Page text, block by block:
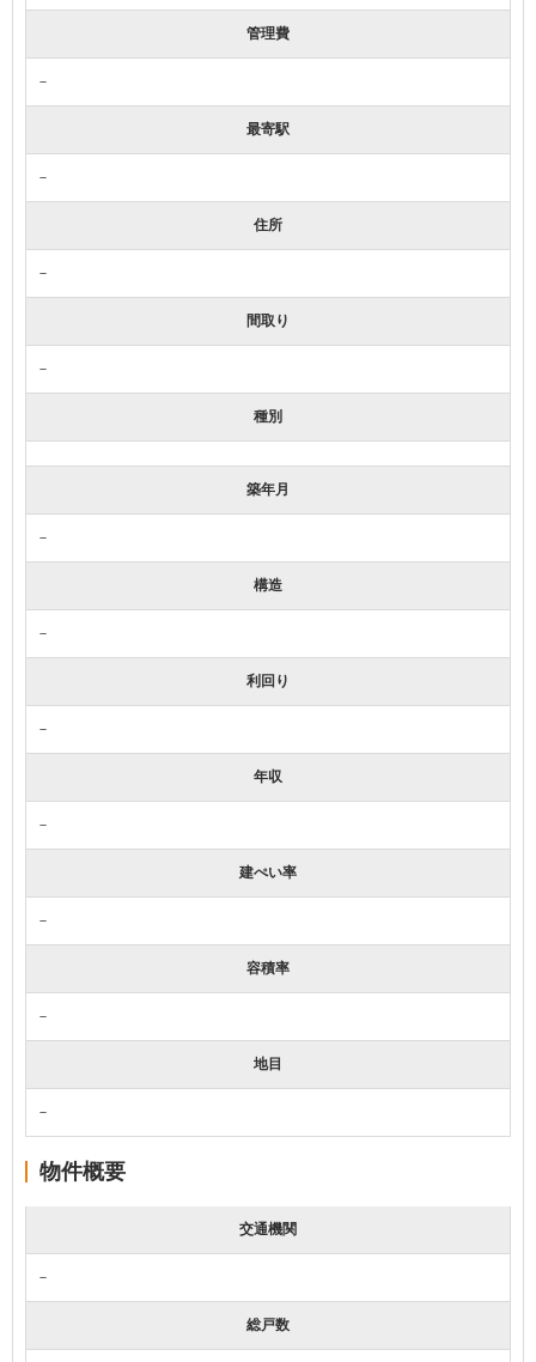
管理費
－
最寄駅
－
住所
－
間取り
－
種別
築年月
－
構造
－
利回り
－
年収
－
建ぺい率
－
容積率
－
地目
－
物件概要
交通機関
－
総戸数